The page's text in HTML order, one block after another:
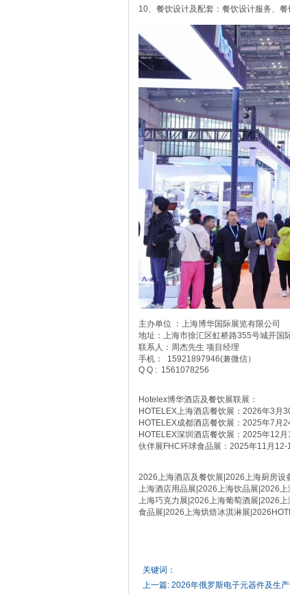
10、餐饮设计及配套：餐饮设计服务、餐
主办单位 ：上海博华国际展览有限公司
地址：上海市徐汇区虹桥路355号城开国
联系人：周杰先生 项目经理
手机： 15921897946(兼微信）
Q Q : 1561078256
Hotelex博华酒店及餐饮展联展：
HOTELEX上海酒店餐饮展：2026年3月
HOTELEX成都酒店餐饮展：2025年7月
HOTELEX深圳酒店餐饮展：2025年12月
伙伴展FHC环球食品展：2025年11月12-
2026上海酒店及餐饮展|2026上海厨房
上海酒店用品展|2026上海饮品展|2026
上海巧克力展|2026上海葡萄酒展|2026
食品展|2026上海烘焙冰淇淋展
关键词：
上一篇: 2026年俄罗斯电子元器件及生